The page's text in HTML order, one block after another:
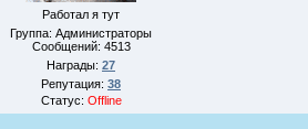
Работал я тут
Группа: Администраторы
Сообщений: 4513
Награды: 27
Репутация: 38
Статус: Offline